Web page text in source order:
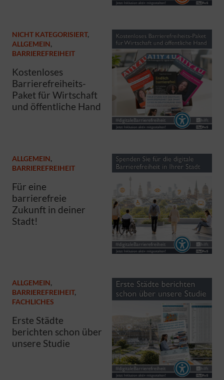
NICHT KATEGORISIERT,
ALLGEMEIN,
BARRIEREFREIHEIT
Kostenloses
Barrierefreiheits-
Paket für Wirtschaft
und öffentliche Hand
ALLGEMEIN,
BARRIEREFREIHEIT
Für eine
barrierefreie
Zukunft in deiner
Stadt!
ALLGEMEIN,
BARRIEREFREIHEIT,
FACHLICHES
Erste Städte
berichten schon über
unsere Studie